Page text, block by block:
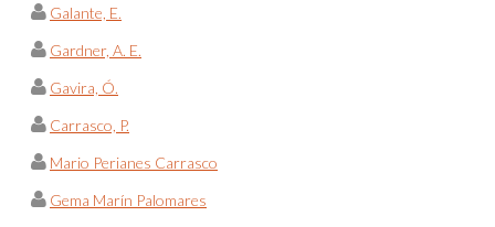
Galante, E.
Gardner, A. E.
Gavira, Ó.
Carrasco, P.
Mario Perianes Carrasco
Gema Marín Palomares